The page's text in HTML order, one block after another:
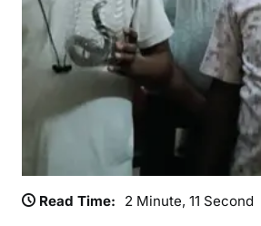
Read Time: 2 Minute, 11 Second